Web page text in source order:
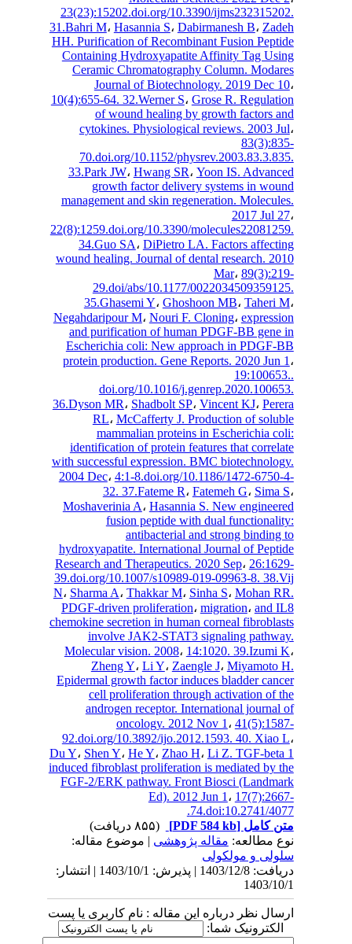
23(23):15202.doi.org/10.3390/
31.Bahri M،Hasannia S ،Dabirmanesh B
HH. Purification of Recombinant Fusion
Containing Hydroxyapatite Affinity Tag
Ceramic Chromatography Column.
Journal of Biotechnology. 2019 Dec
10(4):655-64. 32.Werner S،Grose R.
of wound healing by growth factors
cytokines. Physiological reviews. 2003
70.doi.org/10.1152/
33.Park JW،Hwang SR،Yoon IS.
growth factor delivery systems in
management and skin regeneration.
22(8):1259.doi.org/10.3390/
34.Guo SA ،DiPietro LA. Factors
wound healing. Journal of dental research.
Mar
29.doi/abs/10.1177/
35.Ghasemi Y،Ghoshoon MB
Negahdaripour M،Nouri F. Cloning
and purification of human PDGF-BB
Escherichia coli: New approach in
protein production. Gene Reports. 2020
doi.org/10.1016/
36.Dyson MR ،Shadbolt SP،Vincent KJ
RL ،McCafferty J. Production of
mammalian proteins in Escherichia
identification of protein features that
with successful expression. BMC
2004 Dec،4:1-8.doi.org/10.1186/1472-
32. 37.Fateme R،Fatemeh G
Moshaverinia A،Hasannia S. New
fusion peptide with dual
antibacterial and strong
hydroxyapatite. International Journal of
Research and Therapeutics. 2020 Sep
39.doi.org/10.1007/s10989-019-09963-8.
N،Sharma A،Thakkar M،Sinha S
PDGF-driven proliferation، migration
chemokine secretion in human corneal
involve JAK2-STAT3 signaling
Molecular vision. 2008،14:1020.
Zheng Y،Li Y،Zaengle J
Epidermal growth factor induces bladder
cell proliferation through activation
androgen receptor. International
oncology. 2012 Nov 1
92.doi.org/10.3892/ijo.2012.1593. 40.
Du Y، Shen Y،He Y،Zhao H،Li Z. TGF-
induced fibroblast proliferation is mediated
FGF-2/ERK pathway. Front Biosci
Ed). 2012 Jun 1
74.doi:10.2741/
(۸۵۵ دریافت)
مقاله پژوهشی | موضوع مقاله:
و مولکولی
دریافت: 1403/12/8 | پذیرش: 1403/10/1 | انتشار:
نظر درباره این مقاله : نام کاربری یا پست
شما: